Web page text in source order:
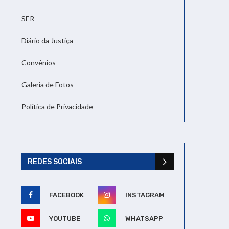
SER
Diário da Justiça
Convênios
Galeria de Fotos
Política de Privacidade
REDES SOCIAIS
FACEBOOK INSTAGRAM
YOUTUBE WHATSAPP